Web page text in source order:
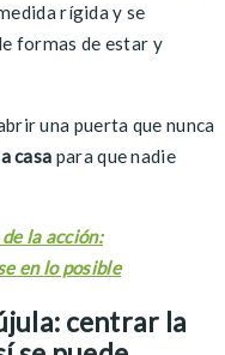
rígida y se
formas de estar y
una puerta que nunca
casa para que nadie
la acción:
en lo posible
centrar la